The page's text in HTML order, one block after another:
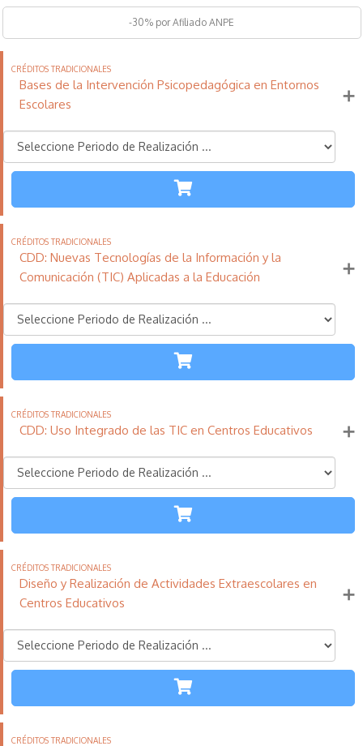
-30% por Afiliado ANPE
Bases de la Intervención Psicopedagógica en Entornos
Escolares
ETAPAS
110 11 Créditos
21
Más información
CDD: Nuevas Tecnologías de la Información y la
Comunicación (TIC) Aplicadas a la Educación
ETAPAS
110 11 Créditos
21
Más información
CDD: Uso Integrado de las TIC en Centros Educativos
ETAPAS
110 11 Créditos
21
Más información
Diseño y Realización de Actividades Extraescolares en
Centros Educativos
ETAPAS
110 11 Créditos
21